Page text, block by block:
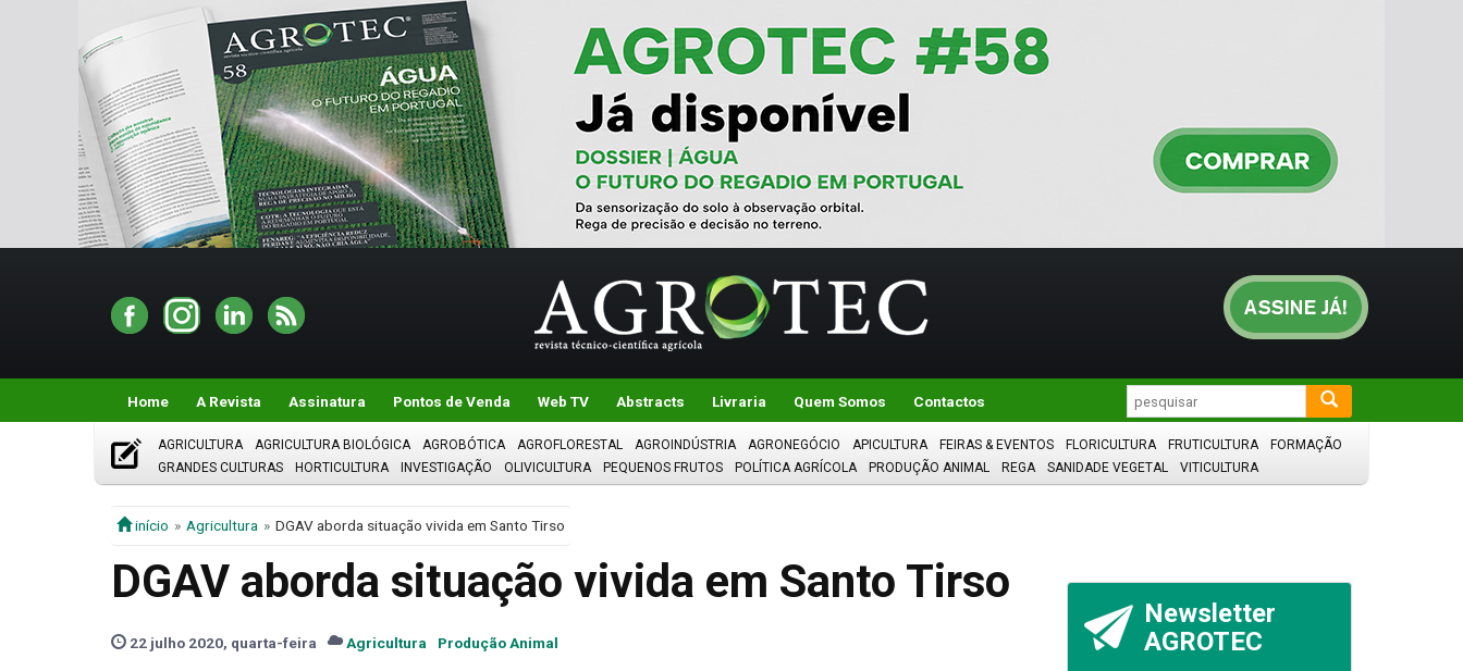
Home A Revista Assinatura Pontos de Venda Web TV Abstracts Livraria Quem Somos Contactos
AGRICULTURA AGRICULTURA BIOLÓGICA AGROBÓTICA AGROFLORESTAL AGROINDÚSTRIA AGRONEGÓCIO APICULTURA FEIRAS & EVENTOS FLORICULTURA FRUTICULTURA
FORMAÇÃO
GRANDES CULTURAS
HORTICULTURA INVESTIGAÇÃO OLIVICULTURA PEQUENOS FRUTOS POLÍTICA AGRÍCOLA PRODUÇÃO ANIMAL REGA SANIDADE VEGETAL VITICULTURA
início Agricultura DGAV aborda situação vivida em Santo Tirso
DGAV aborda situação vivida em Santo Tirso
22 julho 2020, quarta-feira Agricultura Produção Animal
Newsletter
AGROTEC